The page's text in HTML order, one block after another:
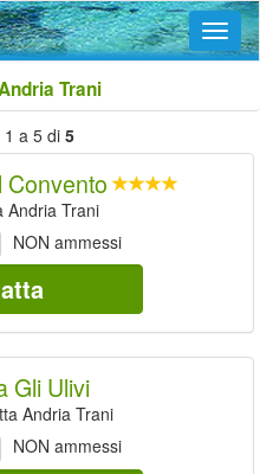
Trani
1 a 5 di 5
Convento
Andria Trani
NON ammessi
Gli Ulivi
Andria Trani
NON ammessi